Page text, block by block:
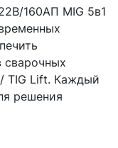
160АП MIG 5в1
сварочных
ТIG Lift. Каждый
решения